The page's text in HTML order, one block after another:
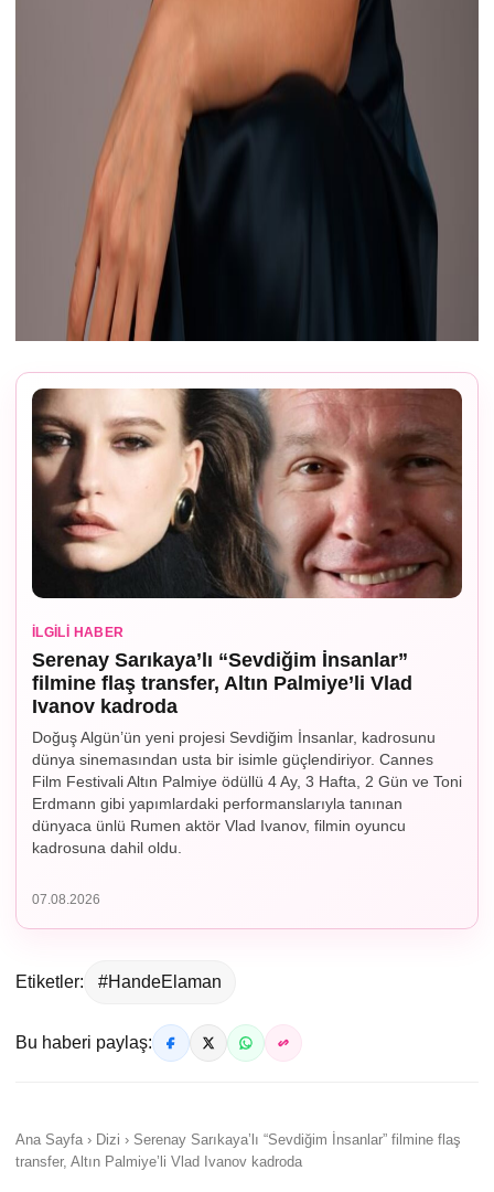
İLGILI HABER
Serenay Sarıkaya’lı “Sevdiğim İnsanlar”
filmine flaş transfer, Altın Palmiye’li Vlad
Ivanov kadroda
Doğuş Algün’ün yeni projesi Sevdiğim İnsanlar, kadrosunu
dünya sinemasından usta bir isimle güçlendiriyor. Cannes
Film Festivali Altın Palmiye ödüllü 4 Ay, 3 Hafta, 2 Gün ve Toni
Erdmann gibi yapımlardaki performanslarıyla tanınan
dünyaca ünlü Rumen aktör Vlad Ivanov, filmin oyuncu
kadrosuna dahil oldu.
07.08.2026
Etiketler: #HandeElaman
Bu haberi paylaş:
Ana Sayfa › Dizi › Serenay Sarıkaya’lı “Sevdiğim İnsanlar” filmine flaş
transfer, Altın Palmiye’li Vlad Ivanov kadroda